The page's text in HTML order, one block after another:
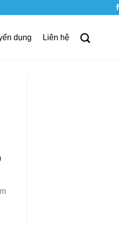
dụng Liên hệ